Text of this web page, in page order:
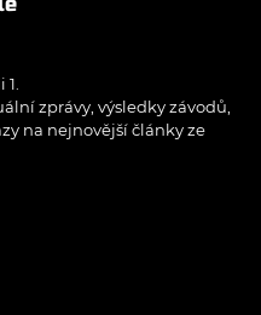
zprávy, výsledky závodů,
na nejnovější články ze